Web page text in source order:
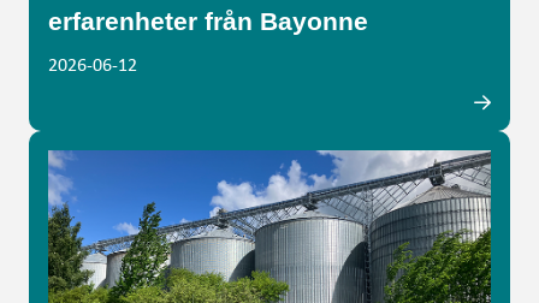
erfarenheter från Bayonne
2026-06-12